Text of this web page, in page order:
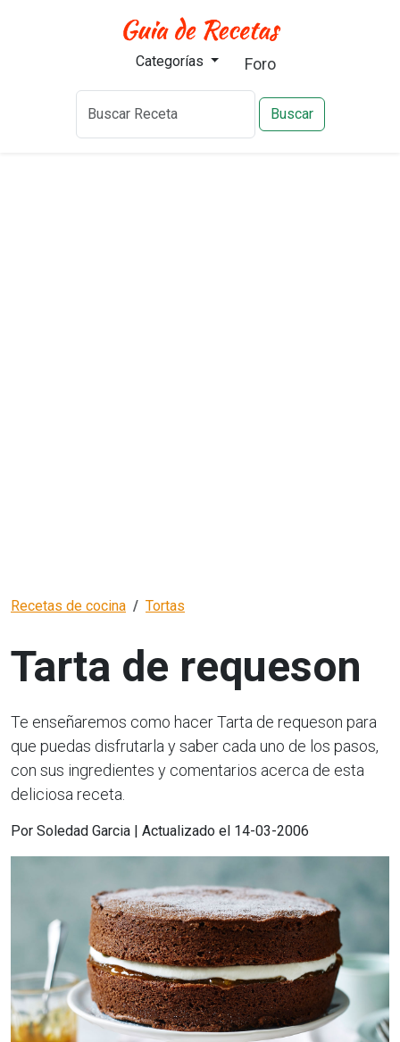
Categorías Foro
Buscar
Recetas de cocina Tortas
Tarta de requeson
Te enseñaremos como hacer Tarta de requeson para
que puedas disfrutarla y saber cada uno de los pasos,
con sus ingredientes y comentarios acerca de esta
deliciosa receta.
Por Soledad Garcia | Actualizado el 14-03-2006